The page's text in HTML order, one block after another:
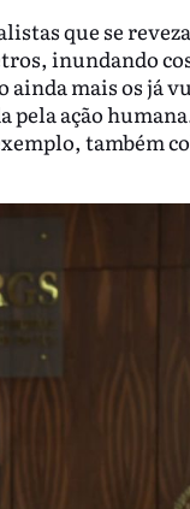
que se
inundando
mais os já
pela ação
também